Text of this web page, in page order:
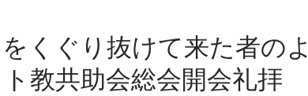
をくぐり抜けて来た者の
教共助会総会開会礼拝